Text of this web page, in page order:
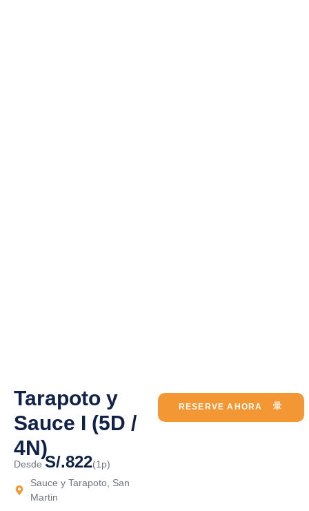
Tarapoto y
Sauce I (5D /
4N)
Desde S/.822(1p)
Sauce y Tarapoto, San
Martin
RESERVE AHORA